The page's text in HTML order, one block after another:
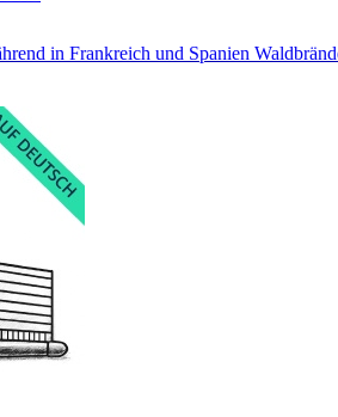
in Frankreich und Spanien